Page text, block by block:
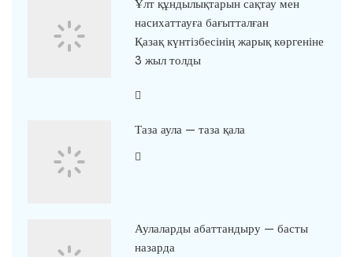
Ұлт құндылықтарын сақтау мен
насихаттауға бағытталған
Қазақ күнтізбесінің жарық көргеніне
3 жыл толды
Таза аула — таза қала
Аулаларды абаттандыру — басты
назарда